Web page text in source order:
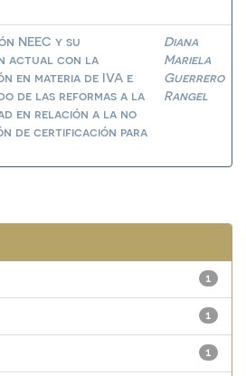
NEEC y su
actual con la
en materia de IVA e
de las reformas a la
en relación a la no
de certificación para
Diana
Mariela
Guerrero
Rangel
1
1
1